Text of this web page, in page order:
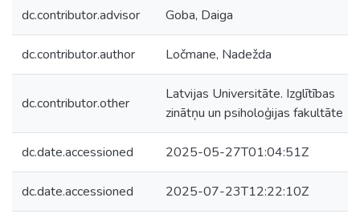
dc.contributor.advisor Goba, Daiga
dc.contributor.author Ločmane, Nadežda
dc.contributor.other
Latvijas Universitāte. Izglītības
zinātņu un psiholoģijas fakultāte
dc.date.accessioned 2025-05-27T01:04:51Z
dc.date.accessioned 2025-07-23T12:22:10Z